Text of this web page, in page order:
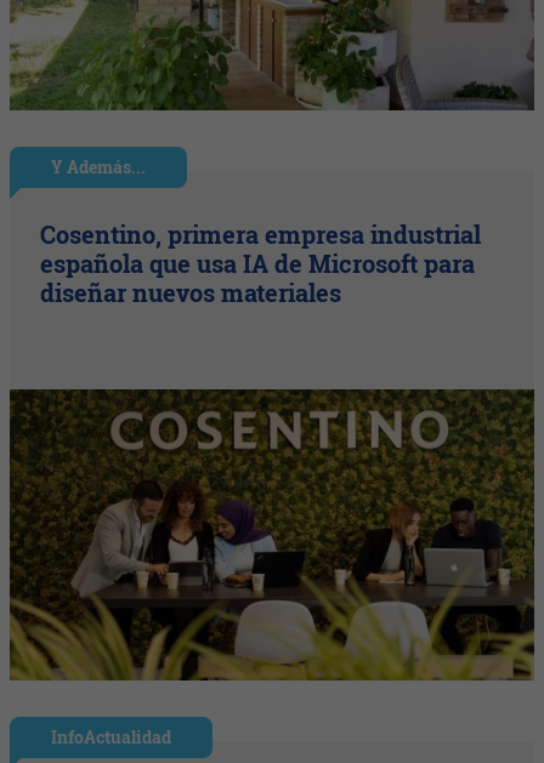
Y Además...
Cosentino, primera empresa industrial
española que usa IA de Microsoft para
diseñar nuevos materiales
InfoActualidad